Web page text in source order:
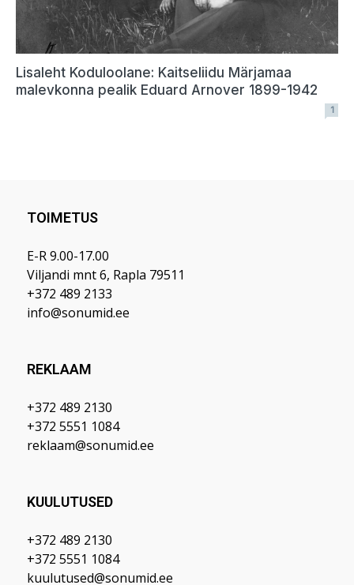
TOIMETUS
E-R 9.00-17.00
Viljandi mnt 6, Rapla 79511
+372 489 2133
info@sonumid.ee
REKLAAM
+372 489 2130
+372 5551 1084
reklaam@sonumid.ee
KUULUTUSED
+372 489 2130
+372 5551 1084
kuulutused@sonumid.ee